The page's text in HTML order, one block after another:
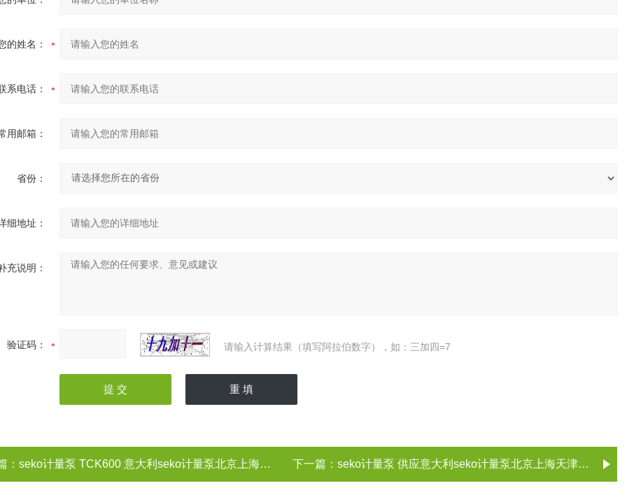
的姓名：
系电话：
用邮箱：
省份：
细地址：
充说明：
验证码： 请输入计算结果（填写阿拉伯数字），如：三加四=7
： seko计量泵 TCK600 意大利seko计量泵北京上海天津广州山东河北现货 下一篇： seko计量泵 供应意大利seko计量泵北京上海天津广州山东河北现货